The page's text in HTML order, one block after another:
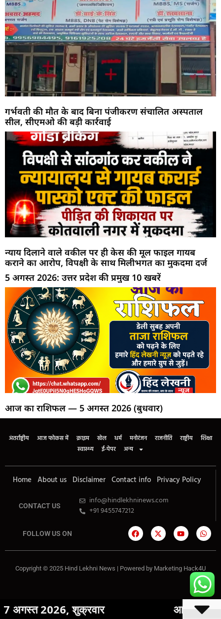
गर्भवती की मौत के बाद बिना पंजीकरण संचालित अस्पताल
सील, सीएमओ की बड़ी कार्रवाई
न्याय दिलाने वाले वकील पर ही केस की मूल फाइल गायब
कराने का आरोप, विपक्षी के साथ मिलीभगत का मुकदमा दर्ज
5 अगस्त 2026: उत्तर प्रदेश की प्रमुख 10 खबरें
आज का राशिफल — 5 अगस्त 2026 (बुधवार)
अंतर्राष्ट्रीय आज फोकस में क्राइम खेल धर्म मनोरंजन राजनीति राष्ट्रीय
शिक्षा
स्वास्थ्य
ई-पेपर अन्य
Home About us Disclaimer Contact info Privacy Policy
CONTACT US
info@hindlekhninews.com
+91 9455747212
FOLLOW US ON
Copyright © 2025 Hind Lekhni News | Powered by Marketing Hack4U
शुक्रवार आज का राशिफल | 6